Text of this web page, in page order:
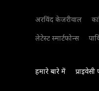
अरविंद केजरीवाल
लेटेस्ट स्मार्टफोन्स
हमारे बारे में प्राइवेसी